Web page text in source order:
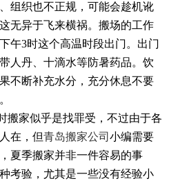
组织也不正规，可能会趁机讹
无异于飞来横祸。搬场的工作
午3时这个高温时段出门。出门
人丹、十滴水等防暑药品。饮
不断补充水分，充分休息不要
搬家似乎是找罪受，不过由于各
在，但青岛搬家公司 小编需要
夏季搬家并非一件容易的事
考验，尤其是一些没有经验小